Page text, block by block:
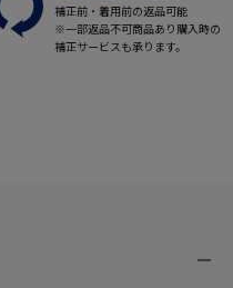
補正前・着用前の返品可能
※一部返品不可商品あり購入時の
補正サービスも承ります。